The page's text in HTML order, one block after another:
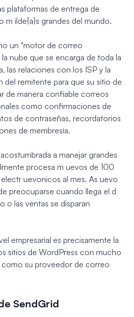
plataformas de entrega de
ilde{a}s grandes del mundo.
un "motor de correo
nube que se encarga de toda la
las relaciones con los ISP y la
del remitente para que su sitio de
de manera confiable correos
como confirmaciones de
de contraseñas, recordatorios
de membresía.
a manejar grandes
procesa m uevos de 100
uevonicos al mes. As uevo
preocuparse cuando llega el d
o las ventas se disparan
empresarial es precisamente la
sitios de WordPress con mucho
su proveedor de correo
SendGrid